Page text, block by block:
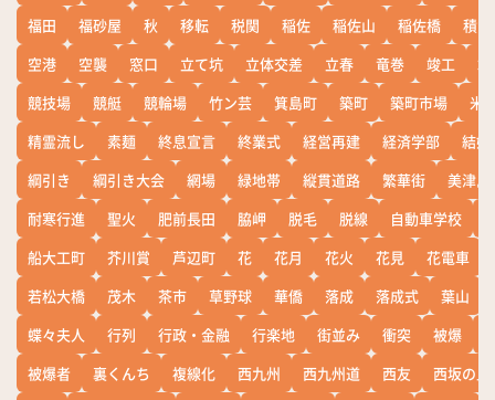
福田
福砂屋 秋 移転 税関 稲佐 稲佐山 稲佐橋
積雪
空港
空襲 窓口 立て坑 立体交差 立春 竜巻 竣工
競技場
競艇 競輪場 竹ン芸 箕島町 築町 築町市場
米
精霊流し
素麺 終息宣言 終業式 経営再建 経済学部
結婚
綱引き
綱引き大会 網場 緑地帯 縦貫道路 繁華街
美津島
耐寒行進
聖火 肥前長田 脇岬 脱毛 脱線 自動車学校
船大工町
芥川賞 芦辺町 花 花月 花火 花見 花電車
若松大橋
茂木 茶市 草野球 華僑 落成 落成式 葉山
蝶々夫人
行列 行政・金融 行楽地 街並み 衝突 被爆
被爆者
裏くんち 複線化 西九州 西九州道 西友
西坂の丘